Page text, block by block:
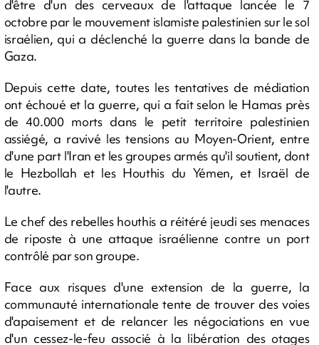
d'être d'un des cerveaux de l'attaque lancée le 7
octobre par le mouvement islamiste palestinien sur le sol
israélien, qui a déclenché la guerre dans la bande de
Gaza.
Depuis cette date, toutes les tentatives de médiation
ont échoué et la guerre, qui a fait selon le Hamas près
de 40.000 morts dans le petit territoire palestinien
assiégé, a ravivé les tensions au Moyen-Orient, entre
d'une part l'Iran et les groupes armés qu'il soutient, dont
le Hezbollah et les Houthis du Yémen, et Israël de
l'autre.
Le chef des rebelles houthis a réitéré jeudi ses menaces
de riposte à une attaque israélienne contre un port
contrôlé par son groupe.
Face aux risques d'une extension de la guerre, la
communauté internationale tente de trouver des voies
d'apaisement et de relancer les négociations en vue
d'un cessez-le-feu associé à la libération des otages